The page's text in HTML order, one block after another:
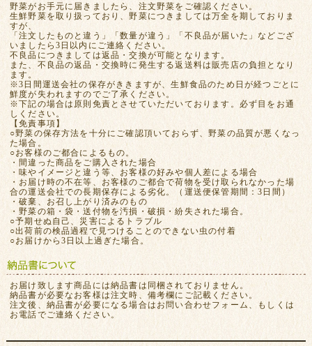
野菜がお手元に届きましたら、注文野菜をご確認ください。
生鮮野菜を取り扱っており、野菜につきましては万全を期しておりま
すが、
「注文したものと違う」「数量が違う」「不良品が届いた」などござ
いましたら3日以内にご連絡ください。
不良品につきましては返品・交換が可能となります。
また、不良品の返品・交換時に発生する返送料は販売店の負担となり
ます。
※3日間運送会社の保存がききますが、生鮮食品のため日が経つごとに
鮮度が失われますのでご了承ください。
※下記の場合は原則免責とさせていただいております。必ず目をお通
しください。
【免責事項】
○野菜の保存方法を十分にご確認頂いておらず、野菜の品質が悪くなっ
た場合。
○お客様のご都合によるもの。
・間違った商品をご購入された場合
・味やイメージと違う等、お客様の好みや個人差による場合
・お届け時の不在等、お客様のご都合で荷物を受け取られなかった場
合の運送会社での長期保存による劣化。（運送便保管期間：3日間）
・破棄、お召し上がり済みのもの
・野菜の箱・袋・送付物を汚損・破損・紛失された場合。
○予期せぬ自己、災害によるトラブル
○出荷前の検品過程で見つけることのできない虫の付着
○お届けから3日以上過ぎた場合。
お届け致します商品には納品書は同梱されておりません。
納品書が必要なお客様は注文時、備考欄にご記載ください。
注文後、納品書が必要になる場合はお問い合わせフォーム、もしくは
お電話でご連絡ください。